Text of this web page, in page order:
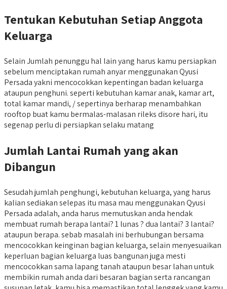
Tentukan Kebutuhan Setiap Anggota
Keluarga
Selain Jumlah penunggu hal lain yang harus kamu persiapkan
sebelum menciptakan rumah anyar menggunakan Qyusi
Persada yakni mencocokkan kepentingan badan keluarga
ataupun penghuni. seperti kebutuhan kamar anak, kamar art,
total kamar mandi, / sepertinya berharap menambahkan
rooftop buat kamu bermalas-malasan rileks disore hari, itu
segenap perlu di persiapkan selaku matang
Jumlah Lantai Rumah yang akan
Dibangun
Sesudah jumlah penghungi, kebutuhan keluarga, yang harus
kalian sediakan selepas itu masa mau menggunakan Qyusi
Persada adalah, anda harus memutuskan anda hendak
membuat rumah berapa lantai? 1 lunas ? dua lantai? 3 lantai?
ataupun berapa. sebab masalah ini berhubungan bersama
mencocokkan keinginan bagian keluarga, selain menyesuaikan
keperluan bagian keluarga luas bangunan juga mesti
mencocokkan sama lapang tanah ataupun besar lahan untuk
membikin rumah anda dari besaran bagian serta rancangan